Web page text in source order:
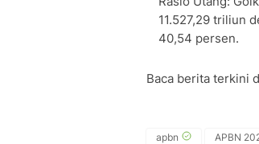
11.527,29 triliun
40,54 persen.
Baca berita terkini
apbn APBN